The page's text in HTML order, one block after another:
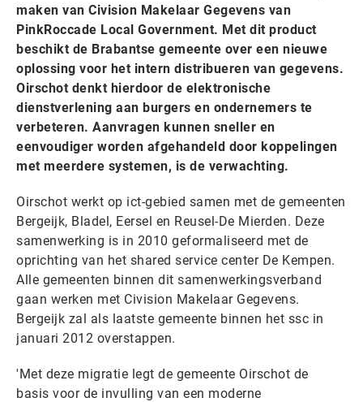
maken van Civision Makelaar Gegevens van
PinkRoccade Local Government. Met dit product
beschikt de Brabantse gemeente over een nieuwe
oplossing voor het intern distribueren van gegevens.
Oirschot denkt hierdoor de elektronische
dienstverlening aan burgers en ondernemers te
verbeteren. Aanvragen kunnen sneller en
eenvoudiger worden afgehandeld door koppelingen
met meerdere systemen, is de verwachting.
Oirschot werkt op ict-gebied samen met de gemeenten
Bergeijk, Bladel, Eersel en Reusel-De Mierden. Deze
samenwerking is in 2010 geformaliseerd met de
oprichting van het shared service center De Kempen.
Alle gemeenten binnen dit samenwerkingsverband
gaan werken met Civision Makelaar Gegevens.
Bergeijk zal als laatste gemeente binnen het ssc in
januari 2012 overstappen.
'Met deze migratie legt de gemeente Oirschot de
basis voor de invulling van een moderne